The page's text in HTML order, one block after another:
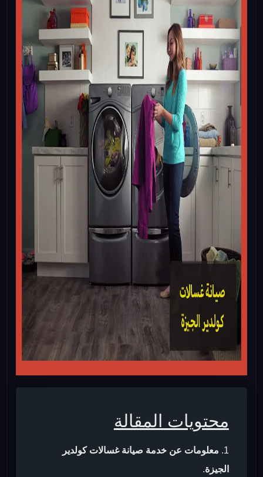
محتويات المقالة
معلومات عن خدمة صيانة غسالات كولدير
الجيزة.